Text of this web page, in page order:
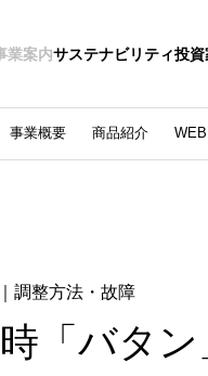
業案内サステナビリティ投資
事業概要 商品紹介
調整方法・故障
「バタ